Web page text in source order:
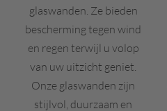
glaswanden. Ze bieden
bescherming tegen wind
en regen terwijl u volop
van uw uitzicht geniet.
Onze glaswanden zijn
stijlvol, duurzaam en